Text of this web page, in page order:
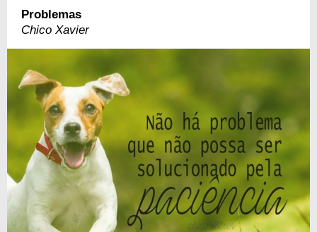
Problemas
Chico Xavier